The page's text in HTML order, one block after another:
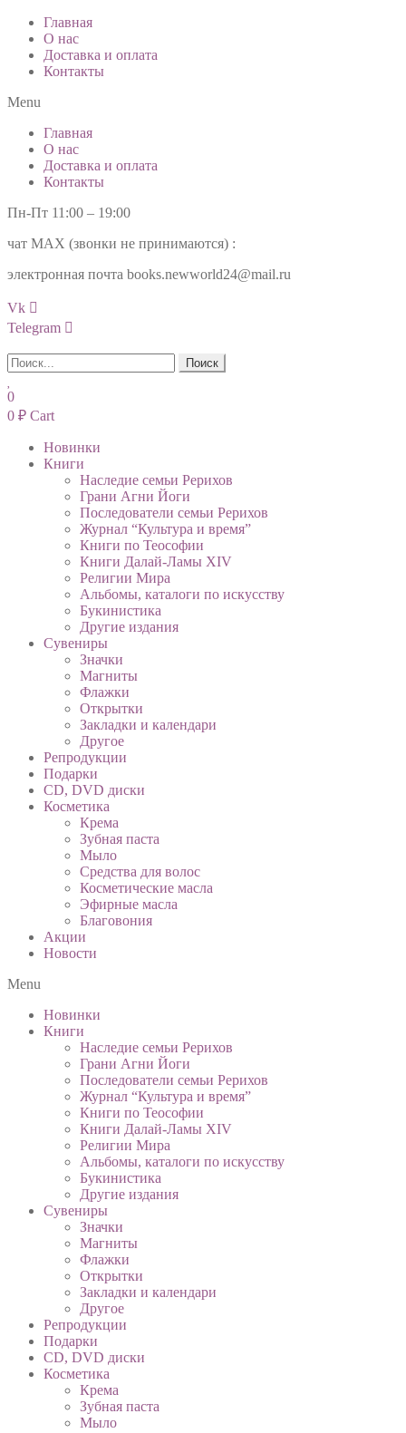
Главная
О нас
Доставка и оплата
Контакты
Menu
Главная
О нас
Доставка и оплата
Контакты
Пн-Пт 11:00 – 19:00
чат МАХ (звонки не принимаются) :
электронная почта books.newworld24@mail.ru
Vk
Telegram
Поиск
0
0 ₽ Cart
Новинки
Книги
Наследие семьи Рерихов
Грани Агни Йоги
Последователи семьи Рерихов
Журнал “Культура и время”
Книги по Теософии
Книги Далай-Ламы XIV
Религии Мира
Альбомы, каталоги по искусству
Букинистика
Другие издания
Сувениры
Значки
Магниты
Флажки
Открытки
Закладки и календари
Другое
Репродукции
Подарки
CD, DVD диски
Косметика
Крема
Зубная паста
Мыло
Средства для волос
Косметические масла
Эфирные масла
Благовония
Акции
Новости
Menu
Новинки
Книги
Наследие семьи Рерихов
Грани Агни Йоги
Последователи семьи Рерихов
Журнал “Культура и время”
Книги по Теософии
Книги Далай-Ламы XIV
Религии Мира
Альбомы, каталоги по искусству
Букинистика
Другие издания
Сувениры
Значки
Магниты
Флажки
Открытки
Закладки и календари
Другое
Репродукции
Подарки
CD, DVD диски
Косметика
Крема
Зубная паста
Мыло